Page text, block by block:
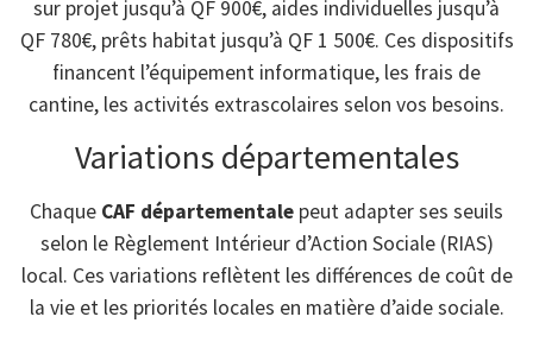
sur projet jusqu’à QF 900€, aides individuelles jusqu’à
QF 780€, prêts habitat jusqu’à QF 1 500€. Ces dispositifs
financent l’équipement informatique, les frais de
cantine, les activités extrascolaires selon vos besoins.
Variations départementales
Chaque CAF départementale peut adapter ses seuils
selon le Règlement Intérieur d’Action Sociale (RIAS)
local. Ces variations reflètent les différences de coût de
la vie et les priorités locales en matière d’aide sociale.